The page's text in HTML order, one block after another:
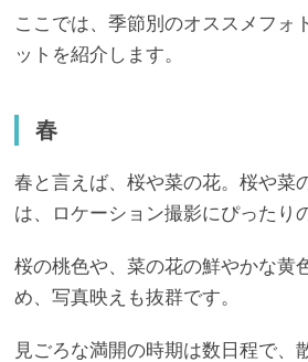
ここでは、季節別のオススメフォ
ットを紹介します。
春
春と言えば、桜や菜の花。桜や菜
は、ロケーション撮影にぴったり
桜の桃色や、菜の花の鮮やかな黄
め、写真映えも抜群です。
見ごろな満開の時期は数日程で、